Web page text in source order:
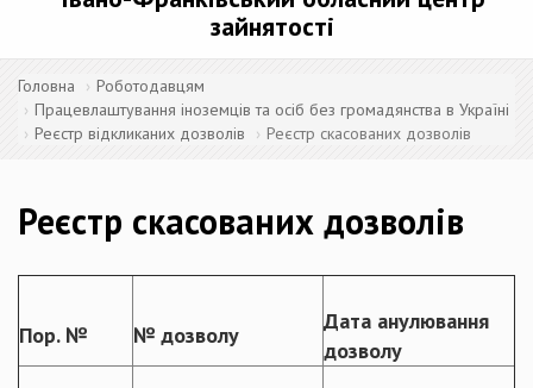
зайнятості
Головна
Роботодавцям
Працевлаштування іноземців та осіб без громадянства в Україні
Реєстр відкликаних дозволів
Реєстр скасованих дозволів
Реєстр скасованих дозволів
Пор. № № дозволу
Дата анулювання
дозволу